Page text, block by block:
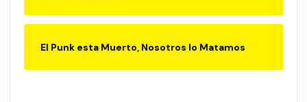
El Punk esta Muerto, Nosotros lo Matamos